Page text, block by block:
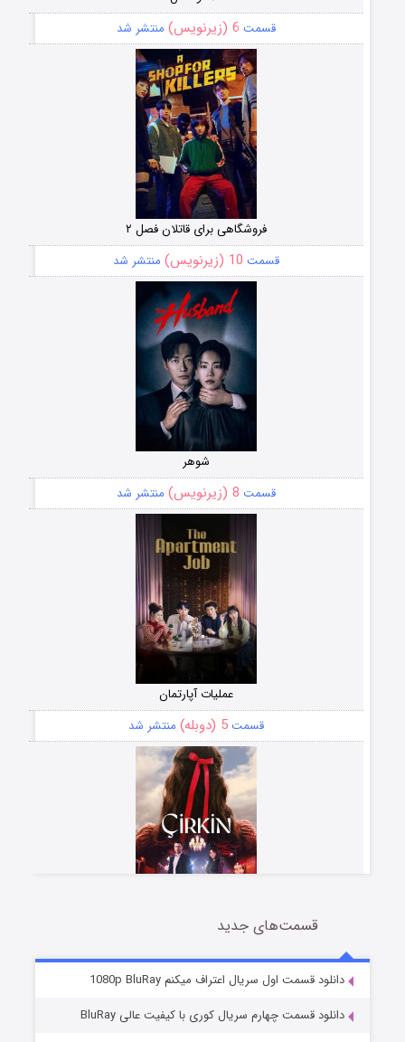
قسمت 6 (زیرنویس) منتشر شد
فروشگاهی برای قاتلان فصل ۲
قسمت 10 (زیرنویس) منتشر شد
شوهر
قسمت 8 (زیرنویس) منتشر شد
عملیات آپارتمان
قسمت5 (دوبله) منتشر شد
سریال زشت
قسمت2 (زیرنویس) منتشر شد
قسمت‌های جدید
دانلود قسمت اول سریال اعتراف میکنم 1080p BluRay
دانلود قسمت چهارم سریال کوری با کیفیت عالی BluRay